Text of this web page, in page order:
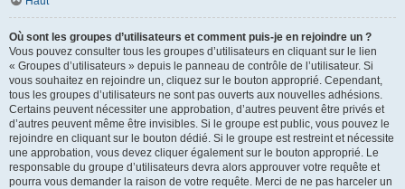
Où sont les groupes d’utilisateurs et comment puis-je en rejoindre un ?
Vous pouvez consulter tous les groupes d’utilisateurs en cliquant sur le lien
« Groupes d’utilisateurs » depuis le panneau de contrôle de l’utilisateur. Si
vous souhaitez en rejoindre un, cliquez sur le bouton approprié. Cependant,
tous les groupes d’utilisateurs ne sont pas ouverts aux nouvelles adhésions.
Certains peuvent nécessiter une approbation, d’autres peuvent être privés et
d’autres peuvent même être invisibles. Si le groupe est public, vous pouvez le
rejoindre en cliquant sur le bouton dédié. Si le groupe est restreint et nécessite
une approbation, vous devez cliquer également sur le bouton approprié. Le
responsable du groupe d’utilisateurs devra alors approuver votre requête et
pourra vous demander la raison de votre requête. Merci de ne pas harceler un